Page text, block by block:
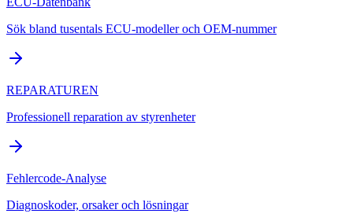
Sök bland tusentals ECU-modeller och OEM-nummer
REPARATUREN
Professionell reparation av styrenheter
Fehlercode-Analyse
Diagnoskoder, orsaker och lösningar